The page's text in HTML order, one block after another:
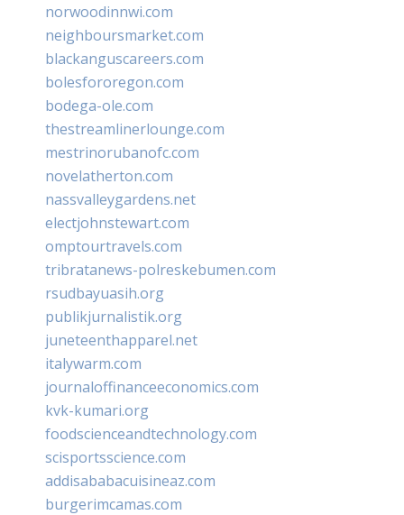
norwoodinnwi.com
neighboursmarket.com
blackanguscareers.com
bolesfororegon.com
bodega-ole.com
thestreamlinerlounge.com
mestrinorubanofc.com
novelatherton.com
nassvalleygardens.net
electjohnstewart.com
omptourtravels.com
tribratanews-polreskebumen.com
rsudbayuasih.org
publikjurnalistik.org
juneteenthapparel.net
italywarm.com
journaloffinanceeconomics.com
kvk-kumari.org
foodscienceandtechnology.com
scisportsscience.com
addisababacuisineaz.com
burgerimcamas.com